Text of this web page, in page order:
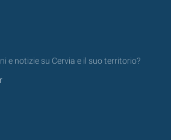
e notizie su Cervia e il suo territorio?